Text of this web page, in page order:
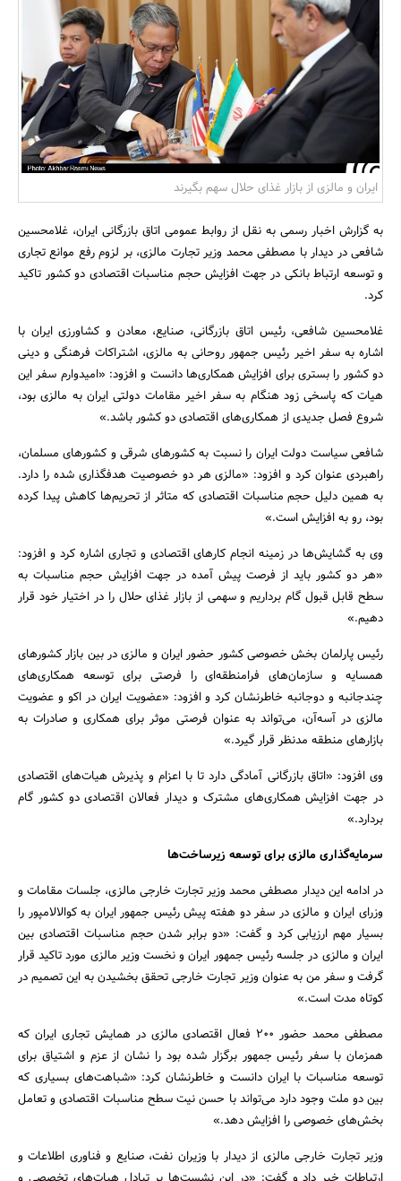
بانک، بیمه و سرمایه
مسکن و ساختمان
جستجو
ایران و مالزی از بازار غذای حلال سهم بگیرند
به گزارش اخبار رسمی به نقل از روابط عمومی اتاق بازرگانی ایران، غلامحسین
شافعی در دیدار با مصطفی محمد وزیر تجارت مالزی، بر لزوم رفع موانع تجاری
و توسعه ارتباط بانکی در جهت افزایش حجم مناسبات اقتصادی دو کشور تاکید
کرد.
غلامحسین شافعی، رئیس اتاق بازرگانی، صنایع، معادن و کشاورزی ایران با
اشاره به سفر اخیر رئیس جمهور روحانی به مالزی، اشتراکات فرهنگی و دینی
دو کشور را بستری برای افزایش همکاری‌ها دانست و افزود: «امیدوارم سفر این
هیات که پاسخی زود هنگام به سفر اخیر مقامات دولتی ایران به مالزی بود،
شروع فصل جدیدی از همکاری‌های اقتصادی دو کشور باشد.»
شافعی سیاست دولت ایران را نسبت به کشورهای شرقی و کشورهای مسلمان،
راهبردی عنوان کرد و افزود: «مالزی هر دو خصوصیت هدفگذاری شده را دارد.
به همین دلیل حجم مناسبات اقتصادی که متاثر از تحریم‌ها کاهش پیدا کرده
بود، رو به افزایش است.»
وی به گشایش‌ها در زمینه انجام کارهای اقتصادی و تجاری اشاره کرد و افزود:
«هر دو کشور باید از فرصت پیش آمده در جهت افزایش حجم مناسبات به
سطح قابل قبول گام برداریم و سهمی از بازار غذای حلال را در اختیار خود قرار
دهیم.»
رئیس پارلمان بخش خصوصی کشور حضور ایران و مالزی در بین بازار کشورهای
همسایه و سازمان‌های فرامنطقه‌ای را فرصتی برای توسعه همکاری‌های
چندجانبه و دوجانبه خاطرنشان کرد و افزود: «عضویت ایران در اکو و عضویت
مالزی در آسه‌آن، می‌تواند به عنوان فرصتی موثر برای همکاری و صادرات به
بازارهای منطقه مدنظر قرار گیرد.»
وی افزود: «اتاق بازرگانی آمادگی دارد تا با اعزام و پذیرش هیات‌های اقتصادی
در جهت افزایش همکاری‌های مشترک و دیدار فعالان اقتصادی دو کشور گام
بردارد.»
سرمایه‌گذاری مالزی برای توسعه زیرساخت‌ها
در ادامه این دیدار مصطفی محمد وزیر تجارت خارجی مالزی، جلسات مقامات و
وزرای ایران و مالزی در سفر دو هفته پیش رئیس جمهور ایران به کوالالامپور را
بسیار مهم ارزیابی کرد و گفت: «دو برابر شدن حجم مناسبات اقتصادی بین
ایران و مالزی در جلسه رئیس جمهور ایران و نخست وزیر مالزی مورد تاکید قرار
گرفت و سفر من به عنوان وزیر تجارت خارجی تحقق بخشیدن به این تصمیم در
کوتاه مدت است.»
مصطفی محمد حضور 200 فعال اقتصادی مالزی در همایش تجاری ایران که
همزمان با سفر رئیس جمهور برگزار شده بود را نشان از عزم و اشتیاق برای
توسعه مناسبات با ایران دانست و خاطرنشان کرد: «شباهت‌های بسیاری که
بین دو ملت وجود دارد می‌تواند با حسن نیت سطح مناسبات اقتصادی و تعامل
بخش‌های خصوصی را افزایش دهد.»
وزیر تجارت خارجی مالزی از دیدار با وزیران نفت، صنایع و فناوری اطلاعات و